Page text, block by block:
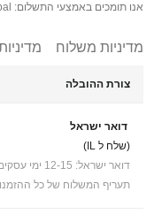
אנו תומכים באמצעי התשלום: Paypal
מדיניות משלוח
צורת ההובלה
דואר ישראל
(שלח ל IL)
דואר ישראל: 12-15 ימי עסקים
תעריף המשלוח של כל